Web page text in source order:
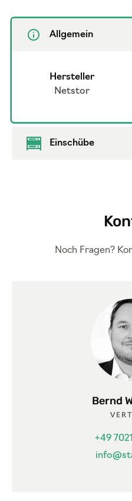
Allgemein
Hersteller
Netstor
Einschübe
Noch Fragen?
Bernd
+49